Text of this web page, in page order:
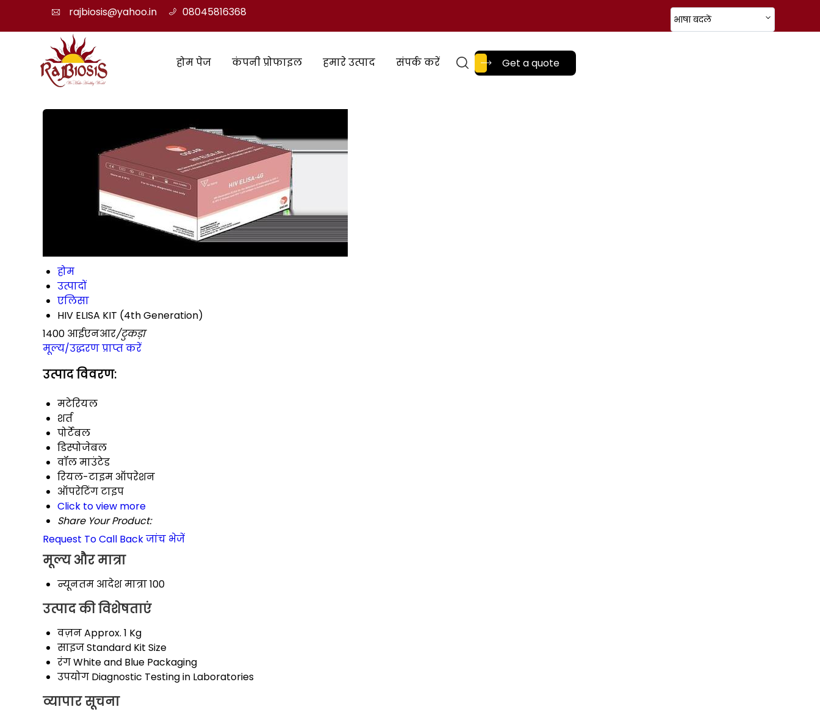
rajbiosis@yahoo.in 08045816368
भाषा बदलें
होम पेज कंपनी प्रोफाइल हमारे उत्पाद संपर्क करें Get a quote
होम
उत्पादों
एलिसा
HIV ELISA KIT (4th Generation)
1400 आईएनआर/टुकड़ा
मूल्य/उद्धरण प्राप्त करें
उत्पाद विवरण:
मटेरियल
शर्त
पोर्टेबल
डिस्पोजेबल
वॉल माउंटेड
रियल-टाइम ऑपरेशन
ऑपरेटिंग टाइप
Click to view more
Share Your Product:
Request To Call Backजांच भेजें
मूल्य और मात्रा
न्यूनतम आदेश मात्रा100
उत्पाद की विशेषताएं
वज़नApprox. 1 Kg
साइजStandard Kit Size
रंगWhite and Blue Packaging
उपयोग Diagnostic Testing in Laboratories
व्यापार सूचना